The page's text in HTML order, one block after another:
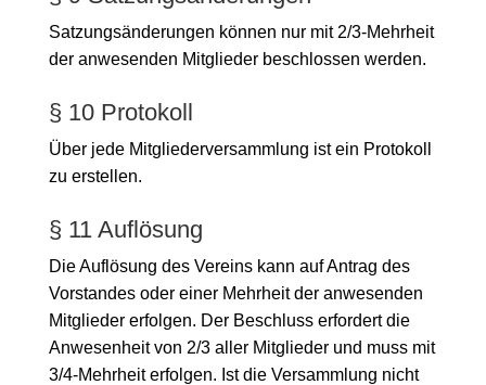
Satzungsänderungen können nur mit 2/3-Mehrheit
der anwesenden Mitglieder beschlossen werden.
§ 10 Protokoll
Über jede Mitgliederversammlung ist ein Protokoll
zu erstellen.
§ 11 Auflösung
Die Auflösung des Vereins kann auf Antrag des
Vorstandes oder einer Mehrheit der anwesenden
Mitglieder erfolgen. Der Beschluss erfordert die
Anwesenheit von 2/3 aller Mitglieder und muss mit
3/4-Mehrheit erfolgen. Ist die Versammlung nicht